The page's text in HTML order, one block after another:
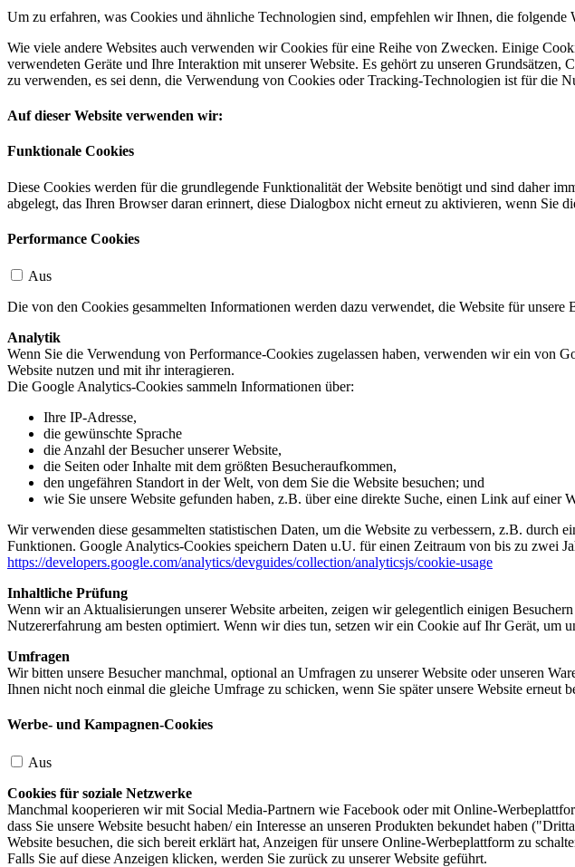
Um zu erfahren, was Cookies und ähnliche Technologien sind, empfehlen wir Ihnen, die folgende
Wie viele andere Websites auch verwenden wir Cookies für eine Reihe von Zwecken. Einige
verwendeten Geräte und Ihre Interaktion mit unserer Website. Es gehört zu unseren
zu verwenden, es sei denn, die Verwendung von Cookies oder Tracking-Technologien ist für die
Auf dieser Website verwenden wir:
Funktionale Cookies
Diese Cookies werden für die grundlegende Funktionalität der Website benötigt und sind daher
abgelegt, das Ihren Browser daran erinnert, diese Dialogbox nicht erneut zu aktivieren, wenn Sie
Performance Cookies
Aus
Die von den Cookies gesammelten Informationen werden dazu verwendet, die Website für unsere
Analytik
Wenn Sie die Verwendung von Performance-Cookies zugelassen haben, verwenden wir ein von
Website nutzen und mit ihr interagieren.
Die Google Analytics-Cookies sammeln Informationen über:
Ihre IP-Adresse,
die gewünschte Sprache
die Anzahl der Besucher unserer Website,
die Seiten oder Inhalte mit dem größten Besucheraufkommen,
den ungefähren Standort in der Welt, von dem Sie die Website besuchen; und
wie Sie unsere Website gefunden haben, z.B. über eine direkte Suche, einen Link auf einer
Wir verwenden diese gesammelten statistischen Daten, um die Website zu verbessern, z.B.
Funktionen. Google Analytics-Cookies speichern Daten u.U. für einen Zeitraum von bis zu zwei
https://developers.google.com/analytics/devguides/collection/analyticsjs/cookie-usage
Inhaltliche Prüfung
Wenn wir an Aktualisierungen unserer Website arbeiten, zeigen wir gelegentlich einigen
Nutzererfahrung am besten optimiert. Wenn wir dies tun, setzen wir ein Cookie auf Ihr Gerät, um
Umfragen
Wir bitten unsere Besucher manchmal, optional an Umfragen zu unserer Website oder unseren
Ihnen nicht noch einmal die gleiche Umfrage zu schicken, wenn Sie später unsere Website erneut
Werbe- und Kampagnen-Cookies
Aus
Cookies für soziale Netzwerke
Manchmal kooperieren wir mit Social Media-Partnern wie Facebook oder mit Online-
dass Sie unsere Website besucht haben/ ein Interesse an unseren Produkten bekundet haben
Website besuchen, die sich bereit erklärt hat, Anzeigen für unsere Online-Werbeplattform zu
Falls Sie auf diese Anzeigen klicken, werden Sie zurück zu unserer Website geführt.